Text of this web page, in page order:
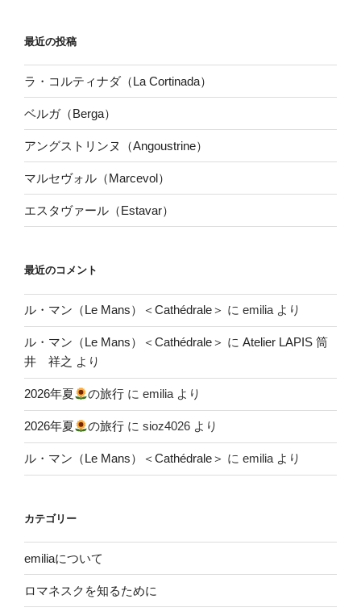
最近の投稿
ラ・コルティナダ（La Cortinada）
ベルガ（Berga）
アングストリンヌ（Angoustrine）
マルセヴォル（Marcevol）
エスタヴァール（Estavar）
最近のコメント
ル・マン（Le Mans）＜Cathédrale＞ に emilia より
ル・マン（Le Mans）＜Cathédrale＞ に Atelier LAPIS 筒
井 祥之 より
2026年夏 の旅行 にemilia より
2026年夏 の旅行 にsioz4026 より
ル・マン（Le Mans）＜Cathédrale＞ に emilia より
カテゴリー
emiliaについて
ロマネスクを知るために